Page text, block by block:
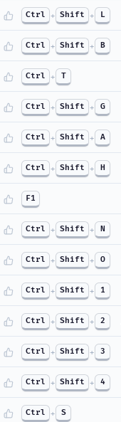
Ctrl + Shift + L
Ctrl + Shift + B
Ctrl + T
Ctrl + Shift + G
Ctrl + Shift + A
Ctrl + Shift + H
F1
Ctrl + Shift + N
Ctrl + Shift + O
Ctrl + Shift + 1
Ctrl + Shift + 2
Ctrl + Shift + 3
Ctrl + Shift + 4
Ctrl + S